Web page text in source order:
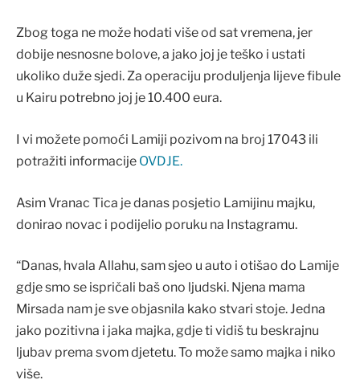
Zbog toga ne može hodati više od sat vremena, jer
dobije nesnosne bolove, a jako joj je teško i ustati
ukoliko duže sjedi. Za operaciju produljenja lijeve fibule
u Kairu potrebno joj je 10.400 eura.
I vi možete pomoći Lamiji pozivom na broj 17043 ili
potražiti informacije OVDJE.
Asim Vranac Tica je danas posjetio Lamijinu majku,
donirao novac i podijelio poruku na Instagramu.
“Danas, hvala Allahu, sam sjeo u auto i otišao do Lamije
gdje smo se ispričali baš ono ljudski. Njena mama
Mirsada nam je sve objasnila kako stvari stoje. Jedna
jako pozitivna i jaka majka, gdje ti vidiš tu beskrajnu
ljubav prema svom djetetu. To može samo majka i niko
više.